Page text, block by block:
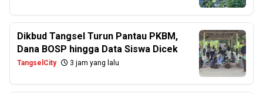
Dikbud Tangsel Turun Pantau PKBM,
Dana BOSP hingga Data Siswa Dicek
TangselCity 3 jam yang lalu